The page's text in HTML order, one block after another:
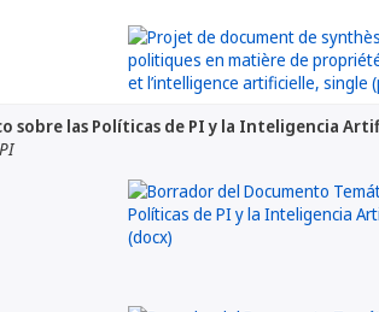
sobre las Políticas de PI y la Inteligencia